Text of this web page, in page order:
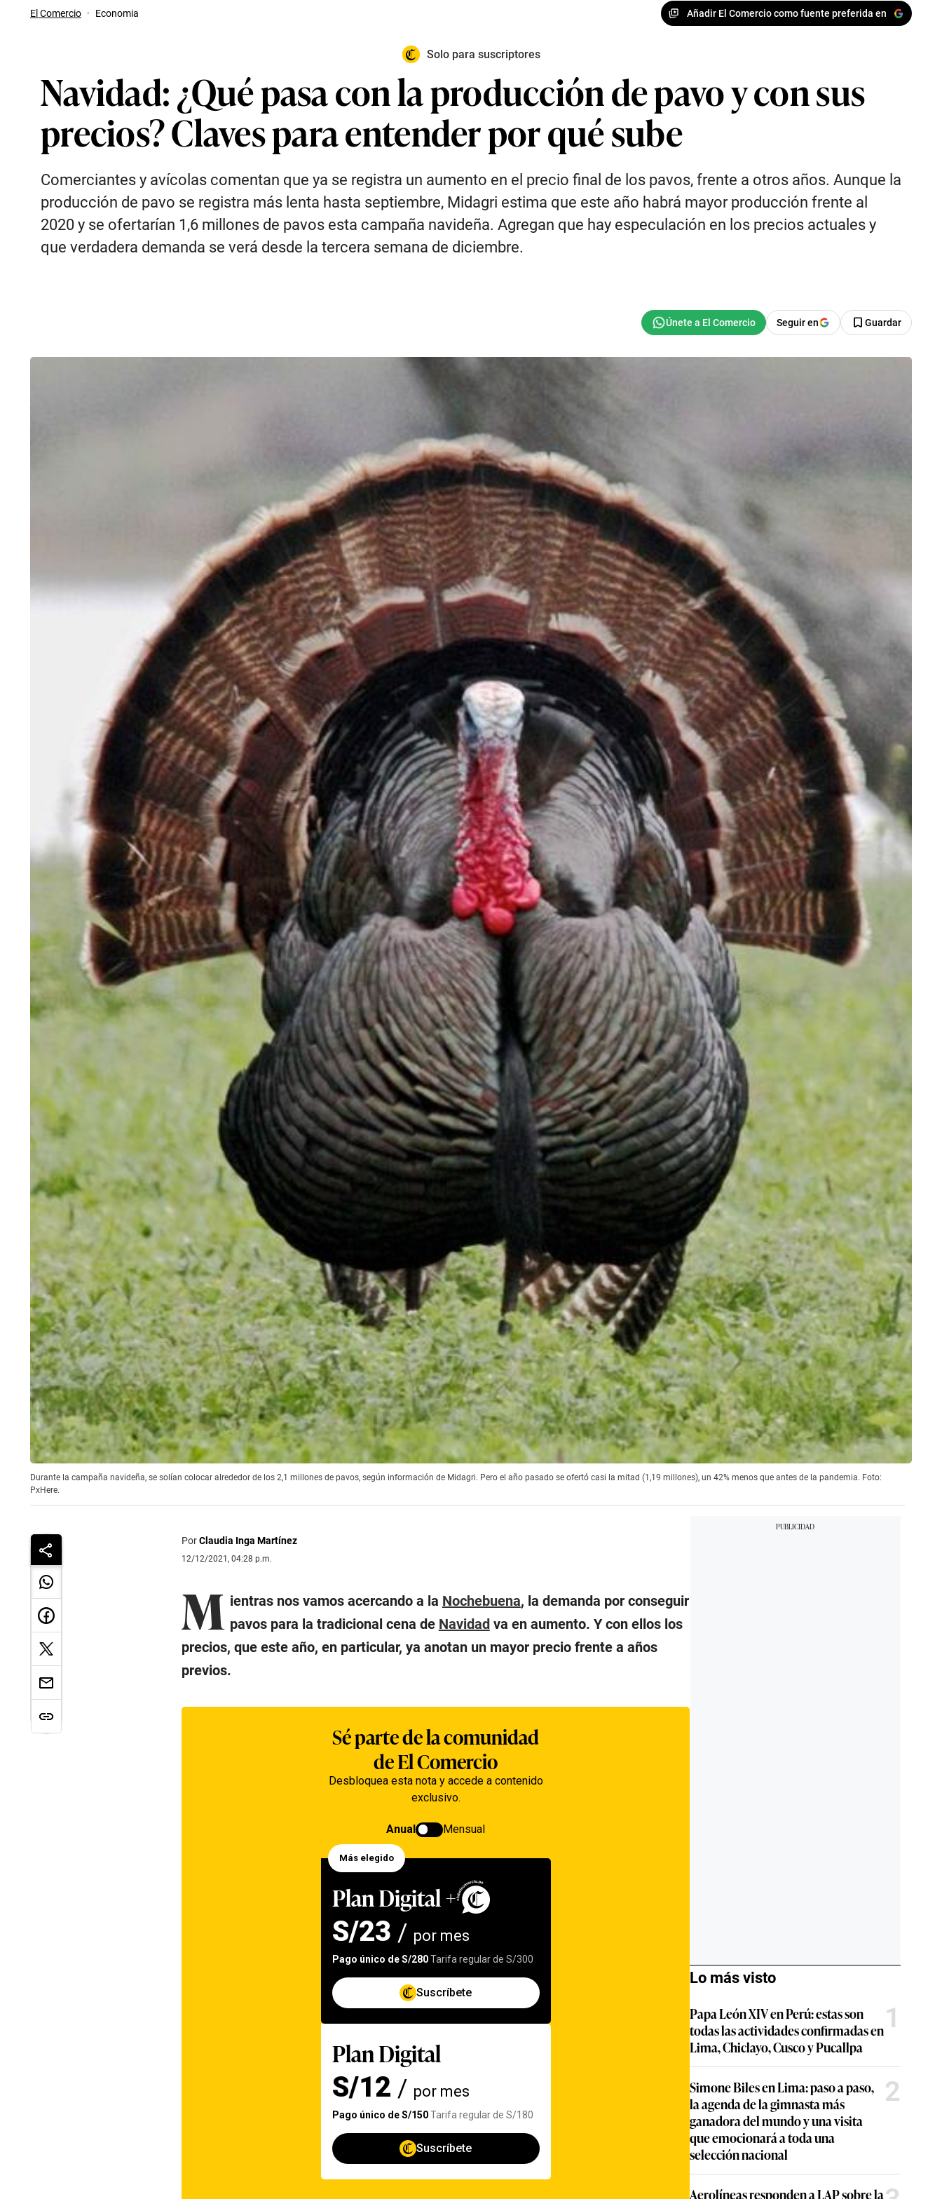
El Comercio · Economia Añadir El Comercio como fuente preferida en
Solo para suscriptores
Navidad: ¿Qué pasa con la producción de pavo y con sus
precios? Claves para entender por qué sube
Comerciantes y avícolas comentan que ya se registra un aumento en el precio final de los pavos, frente a otros años. Aunque la
producción de pavo se registra más lenta hasta septiembre, Midagri estima que este año habrá mayor producción frente al
2020 y se ofertarían 1,6 millones de pavos esta campaña navideña. Agregan que hay especulación en los precios actuales y
que verdadera demanda se verá desde la tercera semana de diciembre.
Seguir en Guardar
Durante la campaña navideña, se solían colocar alrededor de los 2,1 millones de pavos, según información de Midagri. Pero el año pasado se ofertó casi la mitad (1,19 millones), un 42% menos que antes de la pandemia. Foto:
PxHere.
PorClaudia Inga Martínez
12/12/2021, 04:28 p.m.
M ientras nos vamos acercando a la Nochebuena, la demanda por conseguir
pavos para la tradicional cena de Navidadva en aumento. Y con ellos los
precios, que este año, en particular, ya anotan un mayor precio frente a años
previos.
Lo más visto
Papa León XIV en Perú: estas son
todas las actividades confirmadas en
Lima, Chiclayo, Cusco y Pucallpa
1
Simone Biles en Lima: paso a paso,
la agenda de la gimnasta más
ganadora del mundo y una visita
que emocionará a toda una
selección nacional
2
Aerolíneas responden a LAP sobre la